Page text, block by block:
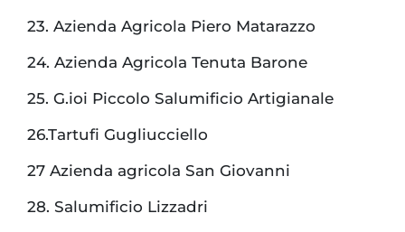
23. Azienda Agricola Piero Matarazzo
24. Azienda Agricola Tenuta Barone
25. G.ioi Piccolo Salumificio Artigianale
26.Tartufi Gugliucciello
27 Azienda agricola San Giovanni
28. Salumificio Lizzadri